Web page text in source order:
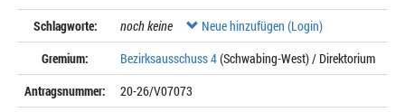
Schlagworte: noch keine
Neue hinzufügen (Login)
Gremium:
Bezirksausschuss 4(Schwabing-West) / Direktorium
Antragsnummer:
20-26/V07073